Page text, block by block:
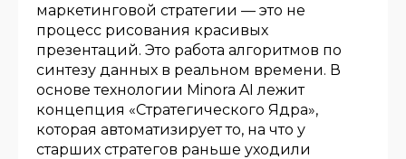
маркетинговой стратегии — это не
процесс рисования красивых
презентаций. Это работа алгоритмов по
синтезу данных в реальном времени. В
основе технологии Minora AI лежит
концепция «Стратегического Ядра»,
которая автоматизирует то, на что у
старших стратегов раньше уходили